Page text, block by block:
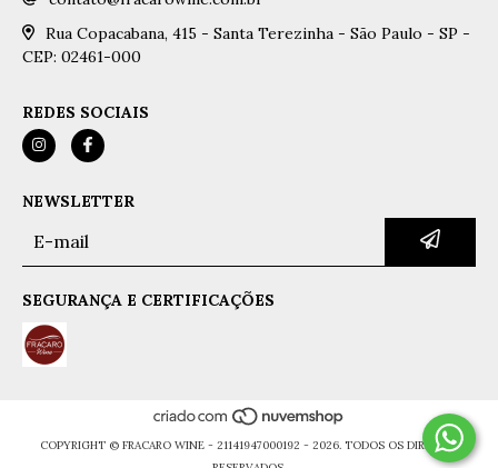
Rua Copacabana, 415 - Santa Terezinha - São Paulo - SP -
CEP: 02461-000
REDES SOCIAIS
NEWSLETTER
SEGURANÇA E CERTIFICAÇÕES
COPYRIGHT © FRACARO WINE - 21141947000192 - 2026. TODOS OS DIREITOS